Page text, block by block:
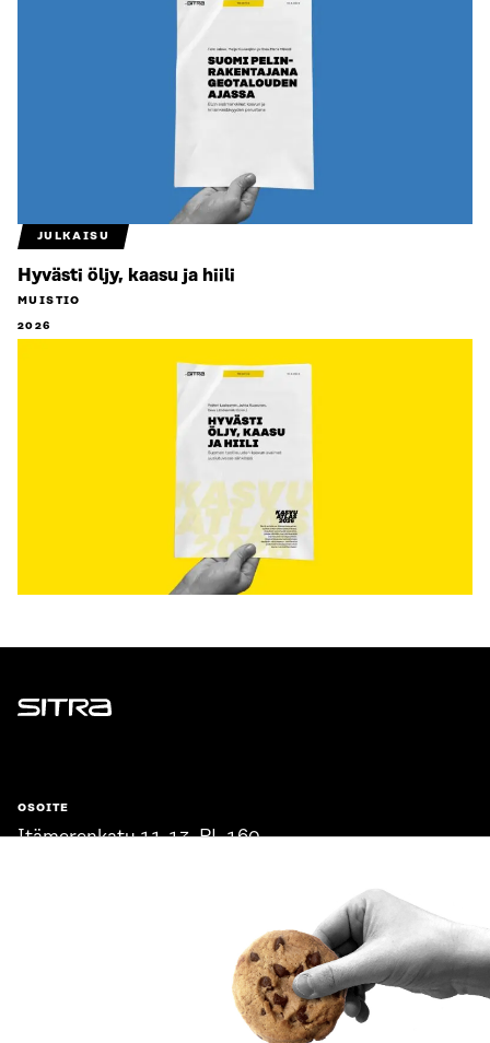
JULKAISU
Hyvästi öljy, kaasu ja hiili
MUISTIO
2026
Sitra
OSOITE
Itämerenkatu 11-13, PL 160,